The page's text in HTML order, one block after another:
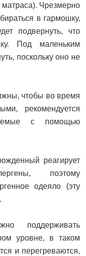
Чрезмерно
в гармошку,
подвернуть, что
Под маленьким
поскольку оно не
чтобы во время
рекомендуется
с помощью
реагирует
поэтому
одеяло (эту
поддерживать
уровне, в таком
и перегреваются,